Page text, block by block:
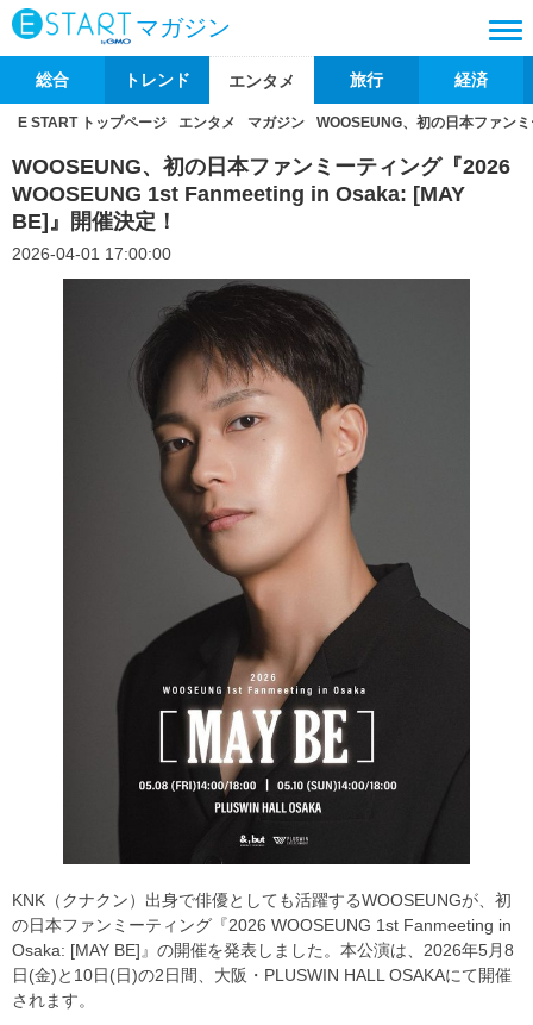
マガジン
総合 トレンド エンタメ 旅行 経済
E START トップページ エンタメ マガジン WOOSEUNG、初の日本ファン
WOOSEUNG、初の日本ファンミーティング『2026
WOOSEUNG 1st Fanmeeting in Osaka: [MAY
BE]』開催決定！
2026-04-01 17:00:00
KNK（クナクン）出身で俳優としても活躍するWOOSEUNGが、初
の日本ファンミーティング『2026 WOOSEUNG 1st Fanmeeting in
Osaka: [MAY BE]』の開催を発表しました。本公演は、2026年5月8
日(金)と10日(日)の2日間、大阪・PLUSWIN HALL OSAKAにて開催
されます。